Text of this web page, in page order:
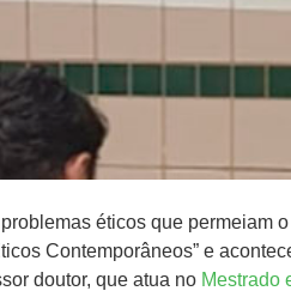
éticos que permeiam
Contemporâneos” e
doutor, que atua no Mestrado